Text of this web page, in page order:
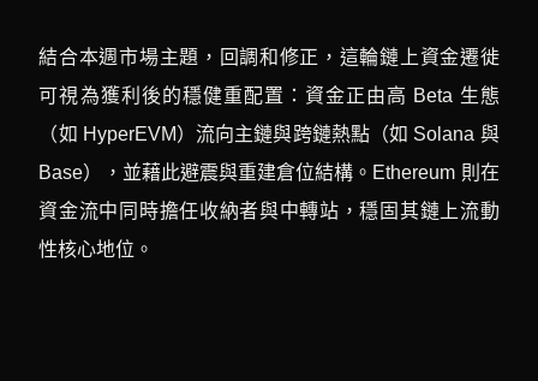
結合本週市場主題，回調和修正，這輪鏈上資金遷徙
可視為獲利後的穩健重配置：資金正由高 Beta 生態
（如 HyperEVM）流向主鏈與跨鏈熱點（如 Solana 與
Base），並藉此避震與重建倉位結構。Ethereum 則在
資金流中同時擔任收納者與中轉站，穩固其鏈上流動
性核心地位。